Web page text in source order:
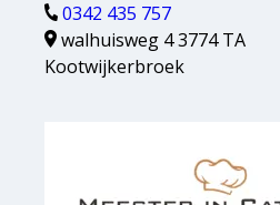
0342 435 757
walhuisweg 4 3774 TA
Kootwijkerbroek